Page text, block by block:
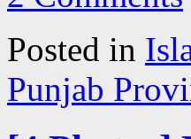
Posted in
Punjab